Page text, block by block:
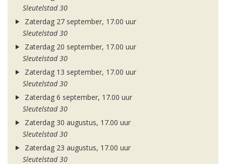
Sleutelstad 30
Zaterdag 27 september, 17.00 uur
Sleutelstad 30
Zaterdag 20 september, 17.00 uur
Sleutelstad 30
Zaterdag 13 september, 17.00 uur
Sleutelstad 30
Zaterdag 6 september, 17.00 uur
Sleutelstad 30
Zaterdag 30 augustus, 17.00 uur
Sleutelstad 30
Zaterdag 23 augustus, 17.00 uur
Sleutelstad 30